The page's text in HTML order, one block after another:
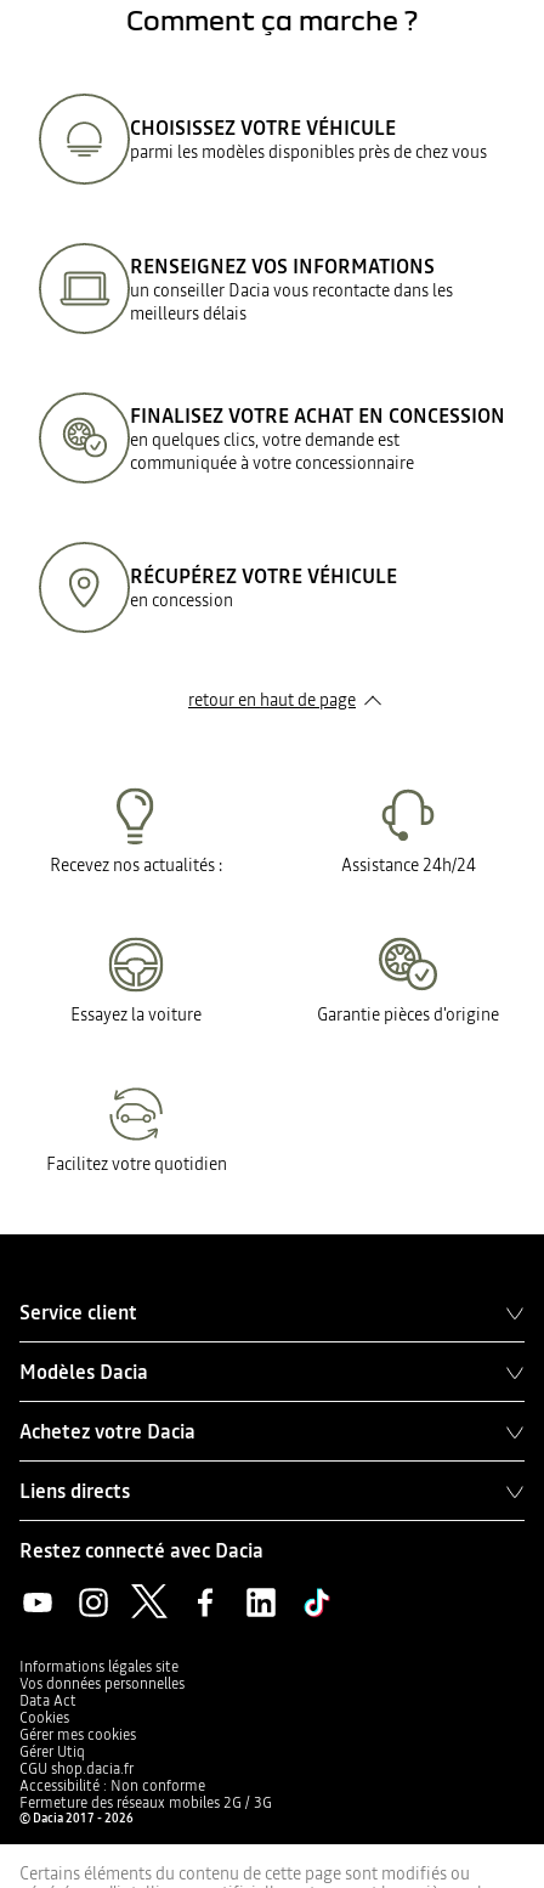
Comment ça marche ?
CHOISISSEZ VOTRE VÉHICULE
parmi les modèles disponibles près de chez vous
RENSEIGNEZ VOS INFORMATIONS
un conseiller Dacia vous recontacte dans les
meilleurs délais
FINALISEZ VOTRE ACHAT EN CONCESSION
en quelques clics, votre demande est
communiquée à votre concessionnaire
RÉCUPÉREZ VOTRE VÉHICULE
en concession
retour en haut de page​
Recevez nos actualités : Assistance 24h/24
Essayez la voiture Garantie pièces d'origine
Facilitez votre quotidien
Service client
Modèles Dacia
Achetez votre Dacia
Liens directs
Restez connecté avec Dacia
Informations légales site
Vos données personnelles
Data Act
Cookies
Gérer mes cookies
Gérer Utiq
CGU shop.dacia.fr
Accessibilité : Non conforme
Fermeture des réseaux mobiles 2G / 3G
© Dacia 2017 - 2026
Certains éléments du contenu de cette page sont modifiés ou